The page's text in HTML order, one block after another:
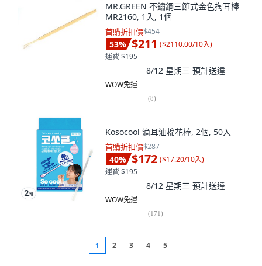
MR.GREEN 不鏽鋼三節式金色掏耳棒
MR2160, 1入, 1個
首購折扣價$454
53% $211 ($2110.00/10入)
運費 $195
8/12 星期三 預計送達
WOW免運
(8)
Kosocool 滴耳油棉花棒, 2個, 50入
首購折扣價$287
40% $172 ($17.20/10入)
運費 $195
8/12 星期三 預計送達
WOW免運
(171)
1 2 3 4 5